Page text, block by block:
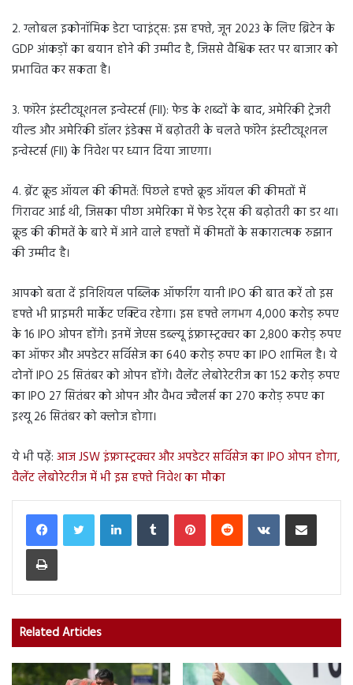
2. ग्लोबल इकोनॉमिक डेटा प्वाइंट्स: इस हफ्ते, जून 2023 के लिए ब्रिटेन के
GDP आंकड़ों का बयान होने की उम्मीद है, जिससे वैश्विक स्तर पर बाजार को
प्रभावित कर सकता है।
3. फॉरेन इंस्टीट्यूशनल इन्वेस्टर्स (FII): फेड के शब्दों के बाद, अमेरिकी ट्रेजरी
यील्ड और अमेरिकी डॉलर इंडेक्स में बढ़ोतरी के चलते फॉरेन इंस्टीट्यूशनल
इन्वेस्टर्स (FII) के निवेश पर ध्यान दिया जाएगा।
4. ब्रेंट क्रूड ऑयल की कीमतें: पिछले हफ्ते क्रूड ऑयल की कीमतों में
गिरावट आई थी, जिसका पीछा अमेरिका में फेड रेट्स की बढ़ोतरी का डर था।
क्रूड की कीमतें के बारे में आने वाले हफ्तों में कीमतों के सकारात्मक रुझान
की उम्मीद है।
आपको बता दें इनिशियल पब्लिक ऑफरिंग यानी IPO की बात करें तो इस
हफ्ते भी प्राइमरी मार्केट एक्टिव रहेगा। इस हफ्ते लगभग 4,000 करोड़ रुपए
के 16 IPO ओपन होंगे। इनमें जेएस डब्ल्यू इंफ्रास्ट्रक्चर का 2,800 करोड़ रुपए
का ऑफर और अपडेटर सर्विसेज का 640 करोड़ रुपए का IPO शामिल है। ये
दोनों IPO 25 सितंबर को ओपन होंगे। वैलेंट लेबोरेटरीज का 152 करोड़ रुपए
का IPO 27 सितंबर को ओपन और वैभव ज्वैलर्स का 270 करोड़ रुपए का
इश्यू 26 सितंबर को क्लोज होगा।
ये भी पढ़ें: आज JSW इंफ्रास्ट्रक्चर और अपडेटर सर्विसेज का IPO ओपन होगा,
वैलेंट लेबोरेटरीज में भी इस हफ्ते निवेश का मौका
LinkedInTumblr PinterestReddit VKontakteShare via Email
Print
Related Articles